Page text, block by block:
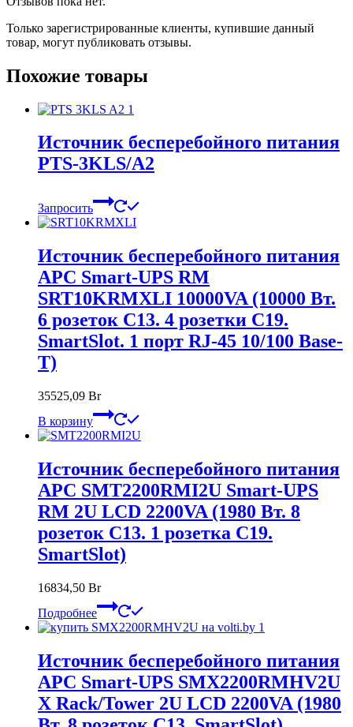
Только зарегистрированные клиенты, купившие данный
товар, могут публиковать отзывы.
Похожие товары
Источник бесперебойного питания
PTS-3KLS/A2
Запросить
Источник бесперебойного питания
APC Smart-UPS RM
SRT10KRMXLI 10000VA (10000 Вт.
6 розеток C13. 4 розетки C19.
SmartSlot. 1 порт RJ-45 10/100 Base-
T)
35525,09 Br
В корзину
Источник бесперебойного питания
APC SMT2200RMI2U Smart-UPS
RM 2U LCD 2200VA (1980 Вт. 8
розеток C13. 1 розетка C19.
SmartSlot)
16834,50 Br
Подробнее
Источник бесперебойного питания
APC Smart-UPS SMX2200RMHV2U
X Rack/Tower 2U LCD 2200VA (1980